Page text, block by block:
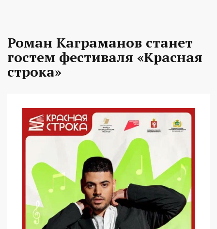
Роман Каграманов станет
гостем фестиваля «Красная
строка»